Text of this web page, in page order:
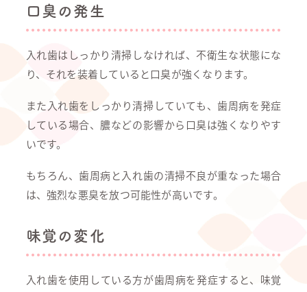
口臭の発生
入れ歯はしっかり清掃しなければ、不衛生な状態にな
り、それを装着していると口臭が強くなります。
また入れ歯をしっかり清掃していても、歯周病を発症
している場合、膿などの影響から口臭は強くなりやす
いです。
もちろん、歯周病と入れ歯の清掃不良が重なった場合
は、強烈な悪臭を放つ可能性が高いです。
味覚の変化
入れ歯を使用している方が歯周病を発症すると、味覚